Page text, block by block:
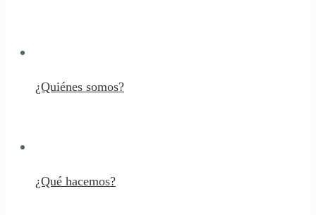
¿Quiénes somos?
¿Qué hacemos?